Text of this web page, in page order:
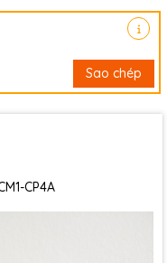
Sao chép
CP4A